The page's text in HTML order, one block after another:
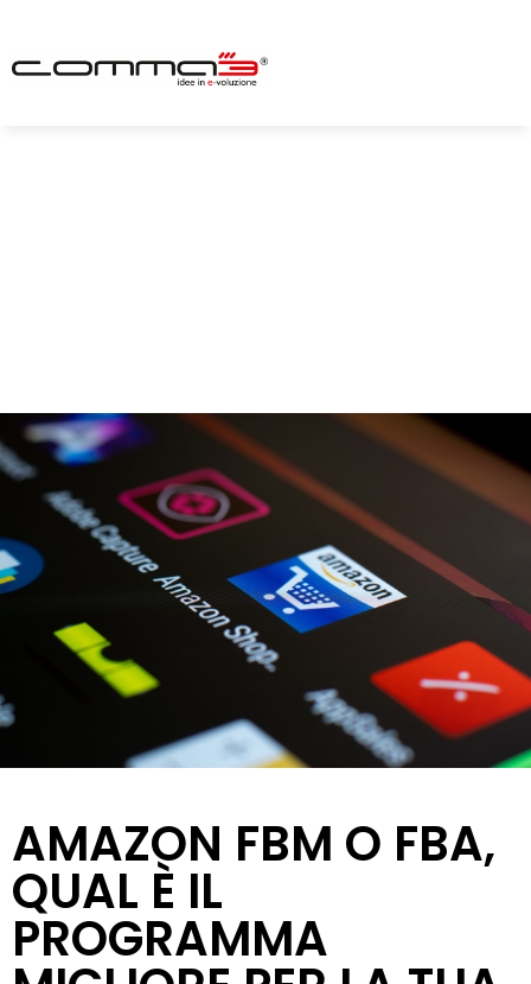
AMAZON FBM O FBA,
QUAL È IL
PROGRAMMA